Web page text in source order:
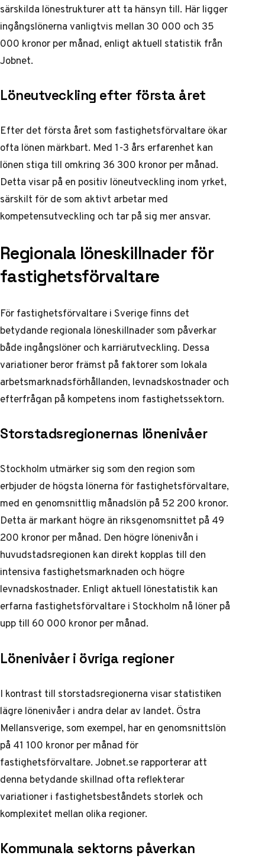
särskilda lönestrukturer att ta hänsyn till. Här ligger
ingångslönerna vanligtvis mellan 30 000 och 35
000 kronor per månad, enligt aktuell statistik från
Jobnet.
Löneutveckling efter första året
Efter det första året som fastighetsförvaltare ökar
ofta lönen märkbart. Med 1-3 års erfarenhet kan
lönen stiga till omkring 36 300 kronor per månad.
Detta visar på en positiv löneutveckling inom yrket,
särskilt för de som aktivt arbetar med
kompetensutveckling och tar på sig mer ansvar.
Regionala löneskillnader för
fastighetsförvaltare
För fastighetsförvaltare i Sverige finns det
betydande regionala löneskillnader som påverkar
både ingångslöner och karriärutveckling. Dessa
variationer beror främst på faktorer som lokala
arbetsmarknadsförhållanden, levnadskostnader och
efterfrågan på kompetens inom fastighetssektorn.
Storstadsregionernas lönenivåer
Stockholm utmärker sig som den region som
erbjuder de högsta lönerna för fastighetsförvaltare,
med en genomsnittlig månadslön på 52 200 kronor.
Detta är markant högre än riksgenomsnittet på 49
200 kronor per månad. Den högre lönenivån i
huvudstadsregionen kan direkt kopplas till den
intensiva fastighetsmarknaden och högre
levnadskostnader. Enligt aktuell lönestatistik kan
erfarna fastighetsförvaltare i Stockholm nå löner på
upp till 60 000 kronor per månad.
Lönenivåer i övriga regioner
I kontrast till storstadsregionerna visar statistiken
lägre lönenivåer i andra delar av landet. Östra
Mellansverige, som exempel, har en genomsnittslön
på 41 100 kronor per månad för
fastighetsförvaltare.Jobnet.se rapporteraratt
denna betydande skillnad ofta reflekterar
variationer i fastighetsbeståndets storlek och
komplexitet mellan olika regioner.
Kommunala sektorns påverkan